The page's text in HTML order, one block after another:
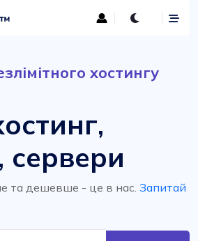
хостингу
та дешевше - це в нас. Запитай